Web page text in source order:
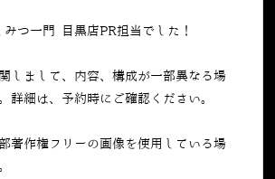
つ一門 目黒店PR担当でした！
しまして、内容、構成が一部異なる場
詳細は、予約時にご確認ください。
著作権フリーの画像を使用している場